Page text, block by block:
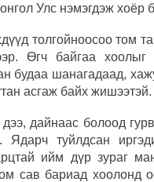
Улс нэмэгдэж хоёр
толгойноосоо том
Өгч байгаа хоолыг
будаа шанагадаад,
асгаж байх жишээтэй.
дээ, дайнаас болоод
Ядарч туйлдсан
ийм дүр зураг
сав бариад хоолонд